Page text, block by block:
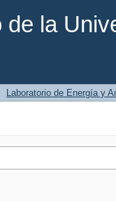
de la
Laboratorio de Energía y